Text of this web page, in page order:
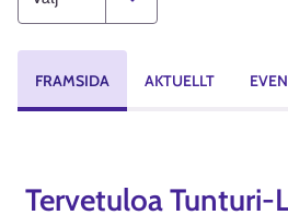
FRAMSIDA AKTUELLT
Tervetuloa Tunturi-